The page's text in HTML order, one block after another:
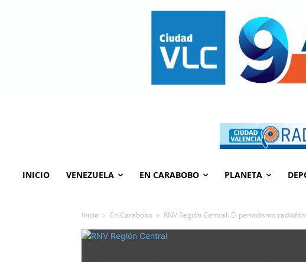
INICIO VENEZUELA EN CARABOBO PLANETA
Inicio En Carabobo RNV Región Central: El periodismo